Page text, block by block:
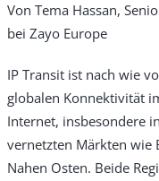
Von Tema Hassan,
bei Zayo Europe
IP Transit ist nach wie
globalen Konnektivität
Internet, insbesondere
vernetzten Märkten wie
Nahen Osten. Beide